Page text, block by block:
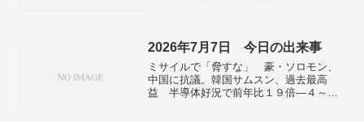
３％要求。「インド太平洋」との連携重
要 日欧の共同開発訴え…ＮＡＴＯ総
長。備蓄米、追加で10万トン放出へ 価
格安定のため7月まで毎月実施。韓国・最
大野党の代表、辞任表明 大統領選の予
2026年7月7日 今日の出来事
ミサイルで「脅すな」 豪・ソロモン、
中国に抗議。韓国サムスン、過去最高
益 半導体好況で前年比１９倍―４～６